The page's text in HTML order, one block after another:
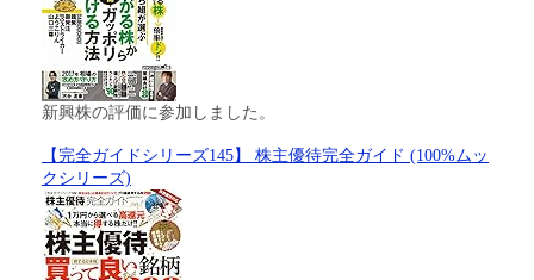
新興株の評価に参加しました。
【完全ガイドシリーズ145】 株主優待完全ガイド (100%ムッ
クシリーズ)